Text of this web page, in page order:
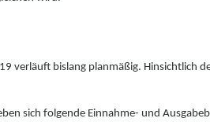
verläuft bislang planmäßig. Hinsichtlich
sich folgende Einnahme- und